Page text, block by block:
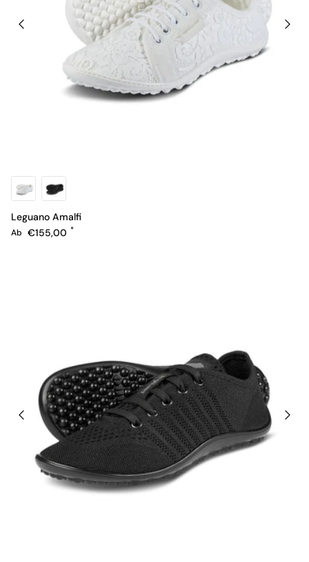
Leguano Amalfi
Normaler Preis
Ab €155,00